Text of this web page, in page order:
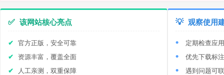
✅ 该网站核心亮点
官方正版，安全可靠
资源丰富，覆盖全面
人工亲测，双重保障
💡 观察使用
定期检查应
优先下载标注
遇到问题可